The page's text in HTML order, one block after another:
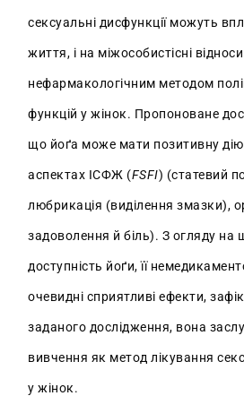
сексуальні дисфункції можуть
життя, і на міжособистісні
нефармакологічним методом
функцій у жінок. Пропоноване
що йоґа може мати позитивну дію
аспектах ІСФЖ (FSFI) (статевий
любрикація (виділення змазки),
задоволення й біль). З огляду
доступність йоґи, її
очевидні сприятливі ефекти,
заданого дослідження, вона
вивчення як метод лікування
у жінок.